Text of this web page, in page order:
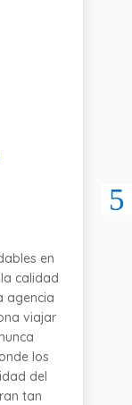
en
calidad
agencia
viajar
los
del
tan